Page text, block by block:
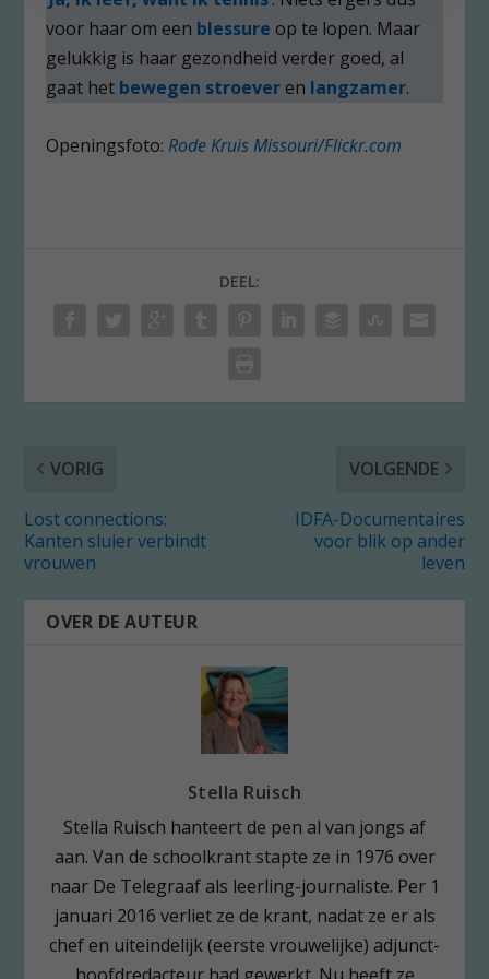
voor haar om een blessure op te lopen. Maar
gelukkig is haar gezondheid verder goed, al
gaat het bewegen stroever en langzamer.
Openingsfoto:Rode Kruis Missouri/Flickr.com
DEEL:
VORIG
Lost connections:
Kanten sluier verbindt
vrouwen
VOLGENDE
IDFA-Documentaires
voor blik op ander
leven
OVER DE AUTEUR
Stella Ruisch
Stella Ruisch hanteert de pen al van jongs af
aan. Van de schoolkrant stapte ze in 1976 over
naar De Telegraaf als leerling-journaliste. Per 1
januari 2016 verliet ze de krant, nadat ze er als
chef en uiteindelijk (eerste vrouwelijke) adjunct-